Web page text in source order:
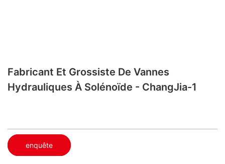
Fabricant Et Grossiste De Vannes
Hydrauliques À Solénoïde - ChangJia-1
enquête